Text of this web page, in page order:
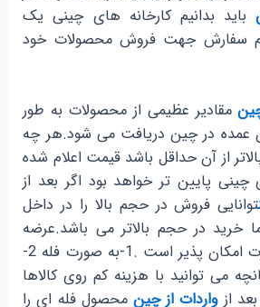
باید بدانیم کارخانه های چینی یک
سفارش جهت فروش محصولات خود
مقادیر عظیمی از محصولات به طور
عمده در چین دریافت می شود.هر چه
از آن حداقل باشد قیمت اعلام شده
پایین تر خواهد بود اگر بعد از
توانایی فروش در حجم بالا را در داخل
خرید در حجم بالاتر می باشد.عرضه
عمده فروشی به صورت امکان پذیر است .1-به صورت فله 2-
می توانید با هزینه کم روی کالاها
از واردات از چین محصول فله ای را